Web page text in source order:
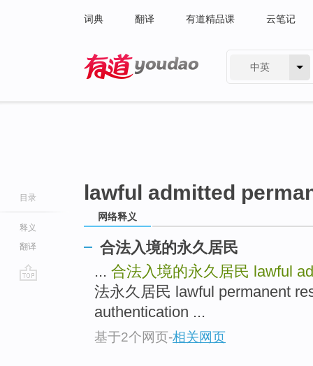
词典 翻译 有道精品课 云笔记
中英
目录
释义
翻译
lawful admitted
网络释义
合法入境的永久居民
... 合法入境的永久居民 lawful
法永久居民 lawful permanent
authentication ...
基于2个网页-相关网页